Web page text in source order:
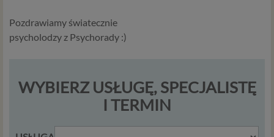
Pozdrawiamy światecznie
psycholodzy z Psychorady :)
WYBIERZ USŁUGĘ, SPECJALISTĘ
I TERMIN
wykonania umowy, której jesteś stroną. Umowa to,
w naszym przypadku, regulamin serwisu i
informacje na stronach ofertowych danej usługi.
zakresie niezbędnym do realizacji tej umowy. W
przypadku, gdy zakładasz u nas konto, to umowa o
dostarczenie tego konta upoważnia nas do
przetwarzania danych niezbędnych do jego